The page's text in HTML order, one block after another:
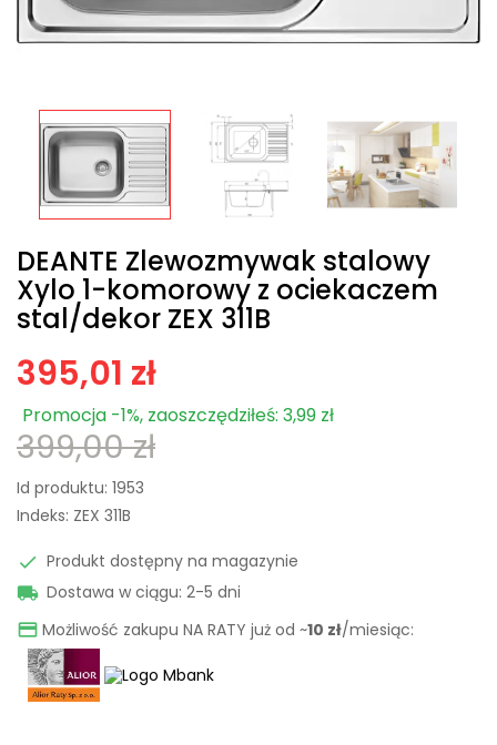
DEANTE Zlewozmywak stalowy
Xylo 1-komorowy z ociekaczem
stal/dekor ZEX 311B
395,01 zł
Promocja -1%, zaoszczędziłeś: 3,99 zł
399,00 zł
Id produktu: 1953
Indeks: ZEX 311B
 Produkt dostępny na magazynie
 Dostawa w ciągu: 2-5 dni
 Możliwość zakupu NA RATY już od ~10 zł/miesiąc: